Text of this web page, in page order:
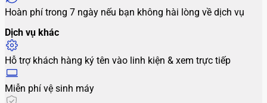
Hoàn phí trong 7 ngày nếu bạn không hài lòng về dịch vụ
Dịch vụ khác
Hỗ trợ khách hàng ký tên vào linh kiện & xem trực tiếp
Miễn phí vệ sinh máy